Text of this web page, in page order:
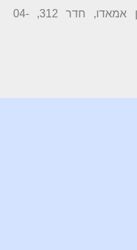
קרן שטגר, רכזת מוסמכים, בניין אמאדו, חדר 312, 04-